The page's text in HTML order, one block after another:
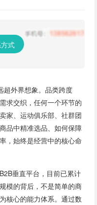
式
超外界想象。品类跨度
求交织，任何一个环节的
家、运动俱乐部、社群团
品中精准选品、如何保障
，始终是经营中的核心命
垂直平台，目前已累计
模的背后，不是简单的商
核心的能力体系。通过数